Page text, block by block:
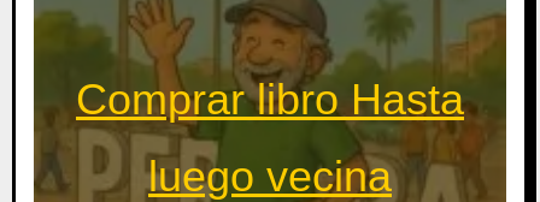
Comprar libro Hasta
luego vecina